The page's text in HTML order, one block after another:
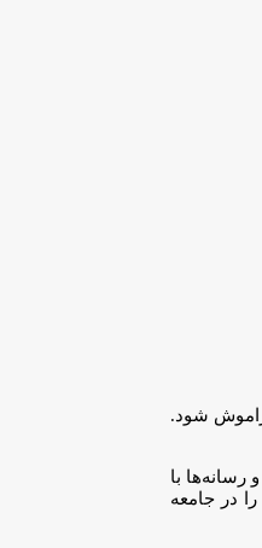
شود.
رسانه‌ها با
را در جامعه